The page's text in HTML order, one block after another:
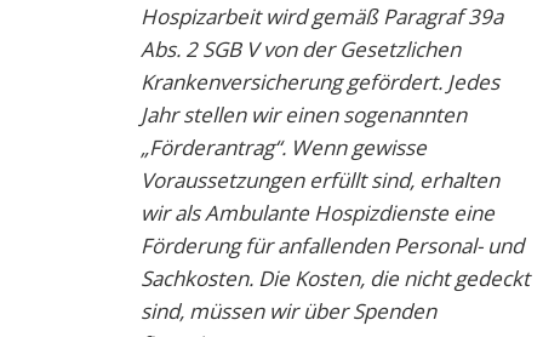
Hospizarbeit wird gemäß Paragraf 39a
Abs. 2 SGB V von der Gesetzlichen
Krankenversicherung gefördert. Jedes
Jahr stellen wir einen sogenannten
„Förderantrag“. Wenn gewisse
Voraussetzungen erfüllt sind, erhalten
wir als Ambulante Hospizdienste eine
Förderung für anfallenden Personal- und
Sachkosten. Die Kosten, die nicht gedeckt
sind, müssen wir über Spenden